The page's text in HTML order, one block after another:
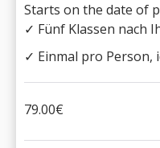
Starts on the date of
✓ Fünf Klassen nach
✓ Einmal pro Person,
79.00€